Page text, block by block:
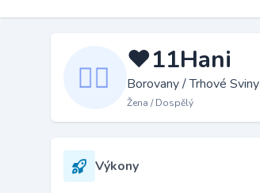
❤️11Hani
Borovany / Trhové Sviny
Žena / Dospělý
Výkony